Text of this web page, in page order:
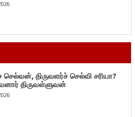
செல்வன், திருவளர்ச் செல்வி சரியா?
திருவள்ளுவன்